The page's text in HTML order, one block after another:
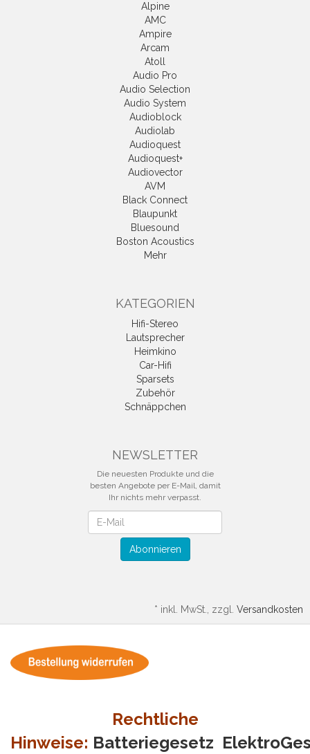
Alpine
AMC
Ampire
Arcam
Atoll
Audio Pro
Audio Selection
Audio System
Audioblock
Audiolab
Audioquest
Audioquest+
Audiovector
AVM
Black Connect
Blaupunkt
Bluesound
Boston Acoustics
Mehr
KATEGORIEN
Hifi-Stereo
Lautsprecher
Heimkino
Car-Hifi
Sparsets
Zubehör
Schnäppchen
NEWSLETTER
Die neuesten Produkte und die
besten Angebote per E-Mail, damit
Ihr nichts mehr verpasst.
Abonnieren
* inkl. MwSt., zzgl. Versandkosten
Rechtliche
Hinweise: Batteriegesetz